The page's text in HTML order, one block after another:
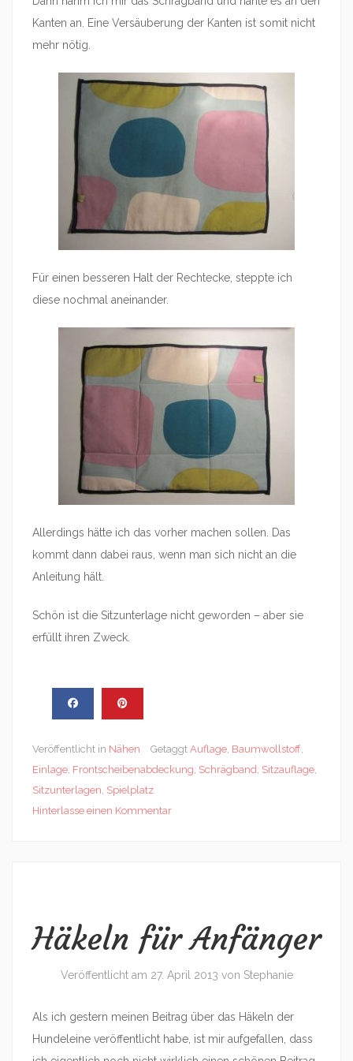
Kanten an. Eine Versäuberung der Kanten ist somit nicht
mehr nötig.
Für einen besseren Halt der Rechtecke, steppte ich
diese nochmal aneinander.
Allerdings hätte ich das vorher machen sollen. Das
kommt dann dabei raus, wenn man sich nicht an die
Anleitung hält.
Schön ist die Sitzunterlage nicht geworden – aber sie
erfüllt ihren Zweck.
Veröffentlicht in Nähen Getaggt Auflage, Baumwollstoff,
Einlage, Frontscheibenabdeckung, Schrägband, Sitzauflage,
Sitzunterlagen, Spielplatz
Hinterlasse einen Kommentar
Häkeln für Anfänger
Veröffentlicht am 27. April 2013 von Stephanie
Als ich gestern meinen Beitrag über das Häkeln der
Hundeleine veröffentlicht habe, ist mir aufgefallen, dass